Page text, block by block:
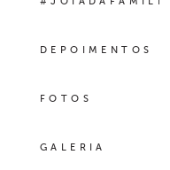
DEPOIMENTOS
FOTOS
GALERIA